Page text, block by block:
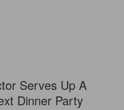
Serves Up A
Dinner Party